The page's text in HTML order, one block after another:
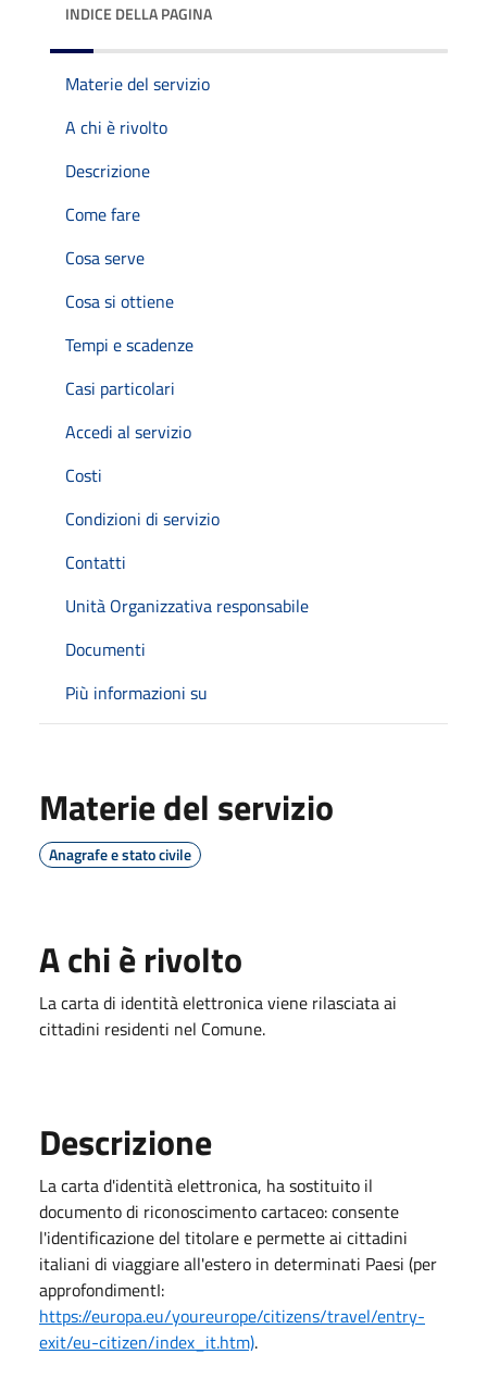
INDICE DELLA PAGINA
Materie del servizio
A chi è rivolto
Descrizione
Come fare
Cosa serve
Cosa si ottiene
Tempi e scadenze
Casi particolari
Accedi al servizio
Costi
Condizioni di servizio
Contatti
Unità Organizzativa responsabile
Documenti
Più informazioni su
Materie del servizio
Anagrafe e stato civile
A chi è rivolto
La carta di identità elettronica viene rilasciata ai
cittadini residenti nel Comune.
Descrizione
La carta d'identità elettronica, ha sostituito il
documento di riconoscimento cartaceo: consente
l'identificazione del titolare e permette ai cittadini
italiani di viaggiare all'estero in determinati Paesi (per
approfondimentI:
https://europa.eu/youreurope/citizens/travel/entry-
exit/eu-citizen/index_it.htm).